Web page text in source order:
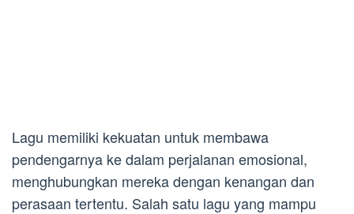
Lagu memiliki kekuatan untuk membawa
pendengarnya ke dalam perjalanan emosional,
menghubungkan mereka dengan kenangan dan
perasaan tertentu. Salah satu lagu yang mampu